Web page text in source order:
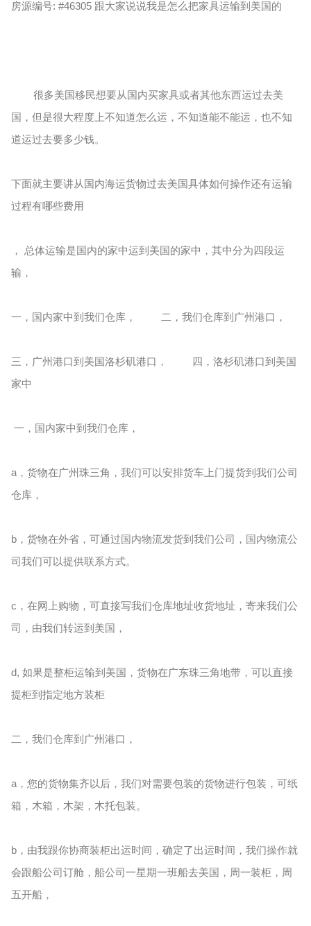
房源编号: #46305 跟大家说说我是怎么把家具运输到美国的
很多美国移民想要从国内买家具或者其他东西运过去美
国，但是很大程度上不知道怎么运，不知道能不能运，也不知
道运过去要多少钱。
下面就主要讲从国内海运货物过去美国具体如何操作还有运输
过程有哪些费用
， 总体运输是国内的家中运到美国的家中，其中分为四段运
输，
一，国内家中到我们仓库， 二，我们仓库到广州港口，
三，广州港口到美国洛杉矶港口， 四，洛杉矶港口到美国
家中
一，国内家中到我们仓库，
a，货物在广州珠三角，我们可以安排货车上门提货到我们公司
仓库，
b，货物在外省，可通过国内物流发货到我们公司，国内物流公
司我们可以提供联系方式。
c，在网上购物，可直接写我们仓库地址收货地址，寄来我们公
司，由我们转运到美国，
d, 如果是整柜运输到美国，货物在广东珠三角地带，可以直接
提柜到指定地方装柜
二，我们仓库到广州港口，
a，您的货物集齐以后，我们对需要包装的货物进行包装，可纸
箱，木箱，木架，木托包装。
b，由我跟你协商装柜出运时间，确定了出运时间，我们操作就
会跟船公司订舱，船公司一星期一班船去美国，周一装柜，周
五开船，